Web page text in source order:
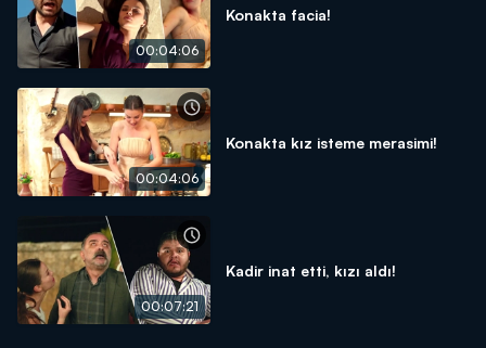
00:04:06
Konakta facia!
00:04:06
Konakta kız isteme merasimi!
00:07:21
Kadir inat etti, kızı aldı!